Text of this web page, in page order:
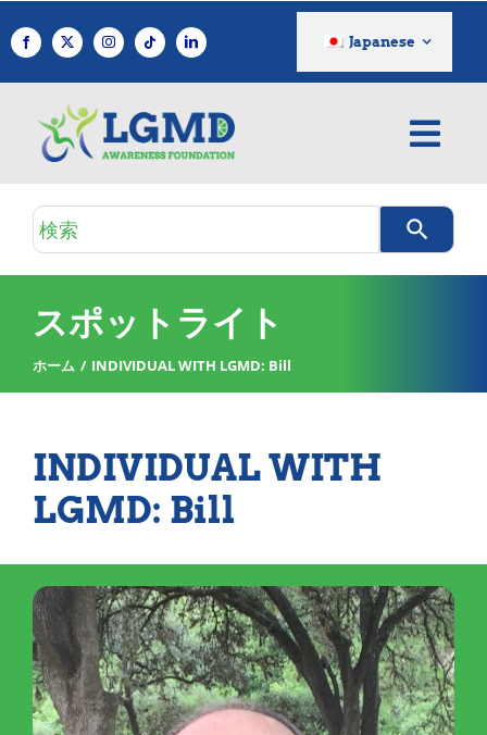
ン
Japanese
検
索
ク
エ
リ
スポットライト
ホーム INDIVIDUAL WITH LGMD: Bill
INDIVIDUAL WITH
LGMD: Bill